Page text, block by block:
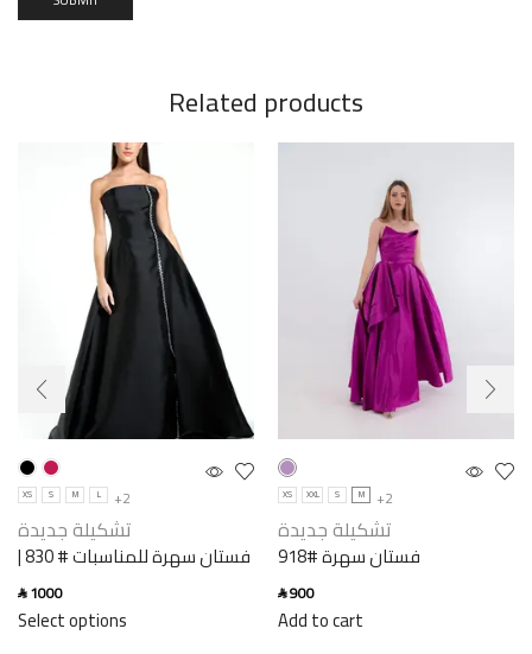
Related products
XS S M L +2
تشكيلة جديدة
فستان سهرة للمناسبات # 830 |
دارلاناSAR1000
Select options
XS XXL S M +2
تشكيلة جديدة
فستان سهرة #918
SAR900
Add to cart